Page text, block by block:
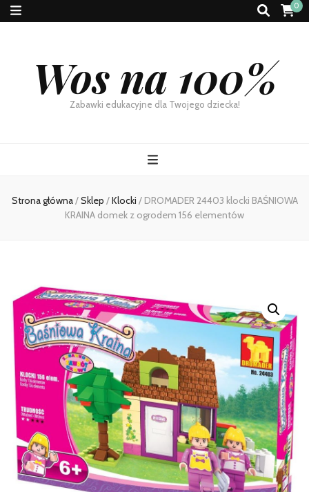
0
Wos na 100%
Zabawki edukacyjne dla Twojego dziecka!
Strona główna/Sklep /Klocki / DROMADER 24403 klocki BAŚNIOWA
KRAINA domek z ogrodem 156 elementów